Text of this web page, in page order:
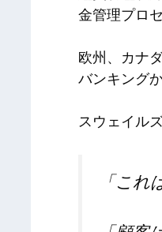
金管理プロ
欧州、カナ
バンキング
スウェイル
「こ